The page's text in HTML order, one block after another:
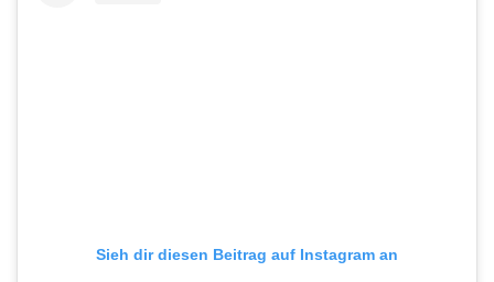
Sieh dir diesen Beitrag auf Instagram an